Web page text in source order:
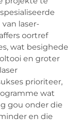
laser-
oortref
wat besighede
en groter
prioriteer,
wat
gou onder die
en die